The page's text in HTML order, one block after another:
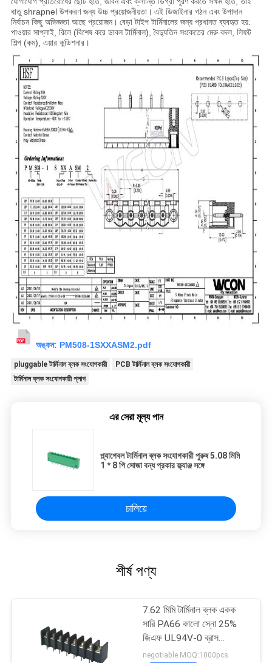
ধাতু shrapnel উপকরণ জন্য উচ্চ প্রয়োজনীয়তা। এই ডিজাইনার গঠন এবং উপাদান
নির্বাচন কিছু অভিজ্ঞতা আছে প্রয়োজন। বেড়া টাইপ টার্মিনালের জন্য প্রধানত ব্যবহৃত হয়:
পাওয়ার সাপ্লাই, রিলে (বিশেষ করে ডাবল টার্মিনাল), বৈদ্যুতিন সংকেতের মেরু বদল, লিফট
শিল্প (কম), এয়ার কন্ডিশনার।
অঙ্কন: PM508-1SXXASM2.pdf
pluggable টার্মিনাল ব্লক সংযোগকারী
PCB টার্মিনাল ব্লক সংযোগকারী
টার্মিনাল ব্লক সংযোগকারী প্লাগ
এর সেরা মূল্য পান
প্ল্যাগেবল টার্মিনাল ব্লক সংযোগকারী পুরুষ 5.08 মিমি
1 * 8 পি সোজা বন্ধ প্রকার ফ্ল্যাঞ্জ সঙ্গে
চালিয়ে
শীর্ষ পণ্য
7.62 মিমি টার্মিনাল ব্লক একক
সারি PA66 কালো স্নো 25%
জিএফ UL94V-0 ব্রাস
ধাতুপট্টাবৃত
negotiable MOQ:1000pcs